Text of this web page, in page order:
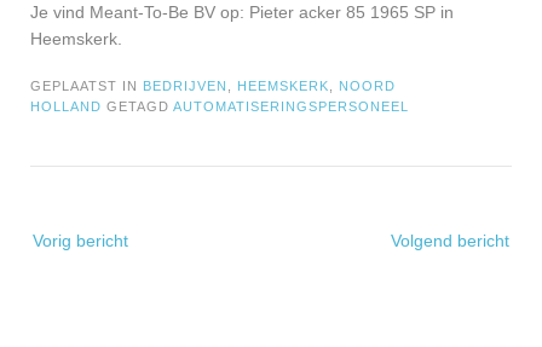
Je vind Meant-To-Be BV op: Pieter acker 85 1965 SP in
Heemskerk.
GEPLAATST IN BEDRIJVEN HEEMSKERK
NOORD
HOLLAND GETAGD AUTOMATISERINGSPERSONEEL
navigatie
Vorig bericht Volgend bericht